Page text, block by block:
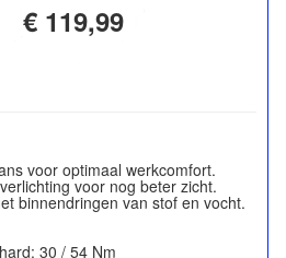
€ 119,99
voor optimaal werkcomfort.
voor nog beter zicht.
binnendringen van stof en vocht.
30 / 54 Nm